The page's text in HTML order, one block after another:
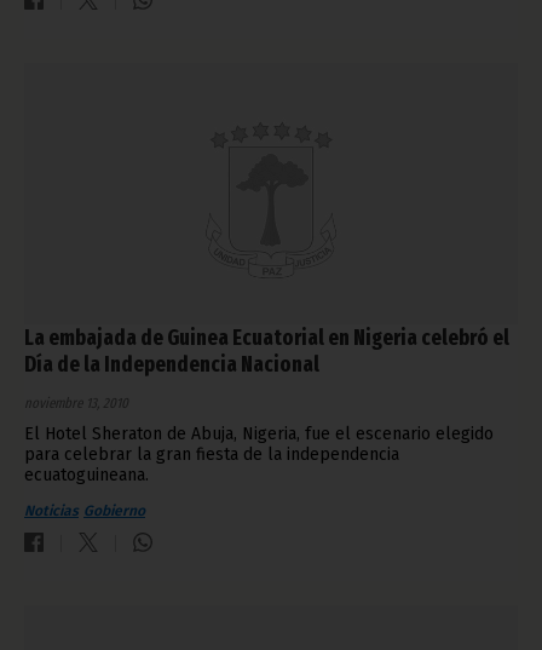
La embajada de Guinea Ecuatorial en Nigeria celebró el
Día de la Independencia Nacional
noviembre 13, 2010
El Hotel Sheraton de Abuja, Nigeria, fue el escenario elegido
para celebrar la gran fiesta de la independencia
ecuatoguineana.
Noticias Gobierno